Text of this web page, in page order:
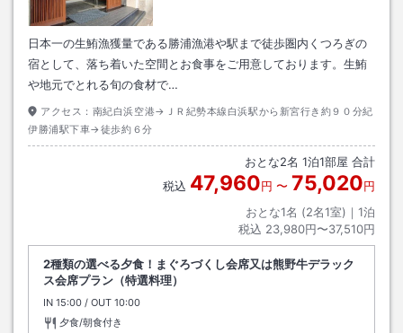
日本一の生鮪漁獲量である勝浦漁港や駅まで徒歩圏内くつろぎの
宿として、落ち着いた空間とお食事をご用意しております。生鮪
や地元でとれる旬の食材で…
アクセス： 南紀白浜空港→ＪＲ紀勢本線白浜駅から新宮行き約９０分紀
伊勝浦駅下車→徒歩約６分
おとな2名 1泊1部屋 合計
税込 47,960円 〜 75,020円
おとな1名 (2名1室)｜ 1泊
税込 23,980円〜37,510円
2種類の選べる夕食！まぐろづくし会席又は熊野牛デラック
ス会席プラン（特選料理）
IN チェックイン
15:00 / OUT チェックアウト
10:00
夕食/朝食付き